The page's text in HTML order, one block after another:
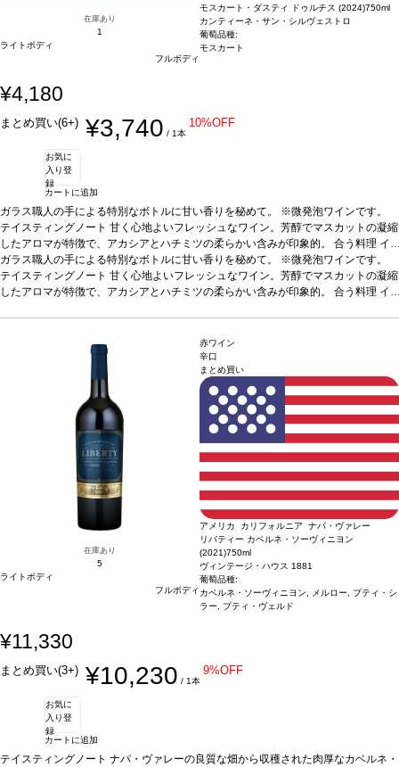
在庫あり
1
ライトボディ
フルボディ
モスカート・ダスティ ドゥルチス (2024)750ml
カンティーネ・サン・シルヴェストロ
葡萄品種:
モスカート
¥4,180
まとめ買い(6+) ¥3,740 / 1本
10%OFF
お気に
入り登
録
カートに追加
ガラス職人の手による特別なボトルに甘い香りを秘めて。 ※微発泡ワインです。
テイスティングノート 甘く心地よいフレッシュなワイン。芳醇でマスカットの凝縮
したアロマが特徴で、アカシアとハチミツの柔らかい含みが印象的。 合う料理 イ
チゴ、ペイストリー、アイスクリーム、ケーキ、またアペリティフやディジェステ
ィフにも最適葡萄品種100% モスカート認証サステイナブルEQUALITAS*本ヴィ
ンテージが在庫切れの場合、在庫があり価格が同様の場合は自動的に次のヴィンテ
ガラス職人の手による特別なボトルに甘い香りを秘めて。 ※微発泡ワインです。
テイスティングノート 甘く心地よいフレッシュなワイン。芳醇でマスカットの凝縮
したアロマが特徴で、アカシアとハチミツの柔らかい含みが印象的。 合う料理 イ
ンテージが在庫切れの場合、在庫があり価格が同様の場合は自動的に次のヴィンテ
ージに変更されます、ご了承ください。
在庫あり
5
ライトボディ
フルボディ
赤ワイン
辛口
まとめ買い
アメリカ カリフォルニア ナパ・ヴァレー
リバティー カベルネ・ソーヴィニヨン
(2021)750ml
ヴィンテージ・ハウス 1881
葡萄品種:
カベルネ・ソーヴィニヨン, メルロー, プティ・シ
ラー, プティ・ヴェルド
¥11,330
まとめ買い(3+) ¥10,230 / 1本
9%OFF
お気に
入り登
録
カートに追加
テイスティングノート ナパ・ヴァレーの良質な畑から収穫された肉厚なカベルネ・